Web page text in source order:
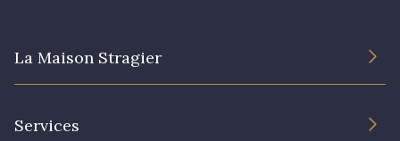
La Maison Stragier
Services